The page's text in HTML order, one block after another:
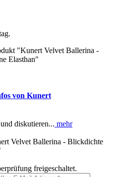
"Kunert Velvet Ballerina -
Elasthan"
von Kunert
diskutieren... mehr
Velvet Ballerina - Blickdichte
freigeschaltet.